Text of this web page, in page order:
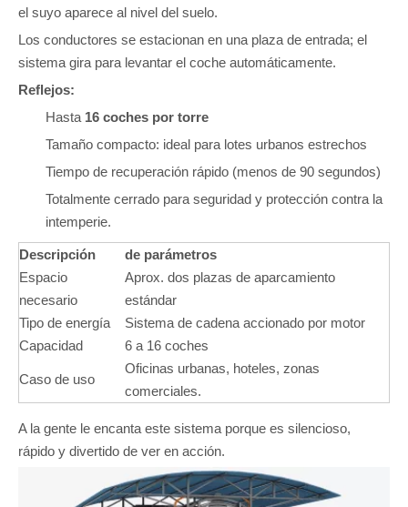
el suyo aparece al nivel del suelo.
Los conductores se estacionan en una plaza de entrada; el
sistema gira para levantar el coche automáticamente.
Reflejos:
Hasta 16 coches por torre
Tamaño compacto: ideal para lotes urbanos estrechos
Tiempo de recuperación rápido (menos de 90 segundos)
Totalmente cerrado para seguridad y protección contra la
intemperie.
Descripción
de parámetros
Espacio
necesario
Aprox. dos plazas de aparcamiento
estándar
Tipo de energía
Sistema de cadena accionado por motor
Capacidad
6 a 16 coches
Caso de uso
Oficinas urbanas, hoteles, zonas
comerciales.
A la gente le encanta este sistema porque es silencioso,
rápido y divertido de ver en acción.